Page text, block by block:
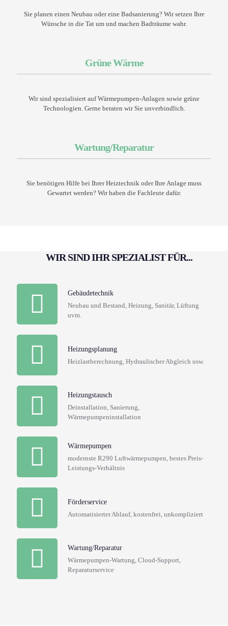
Sie planen einen Neubau oder eine Badsanierung? Wir setzen Ihre
Wünsche in die Tat um und machen Badträume wahr.
Grüne Wärme
Wir sind spezialisiert auf Wärmepumpen-Anlagen sowie grüne
Technologien. Gerne beraten wir Sie unverbindlich.
Wartung/Reparatur
Sie benötigen Hilfe bei Ihrer Heiztechnik oder Ihre Anlage muss
Gewartet werden? Wir haben die Fachleute dafür.
WIR SIND IHR SPEZIALIST FÜR...
Gebäudetechnik
Neubau und Bestand, Heizung, Sanitär, Lüftung
uvm.
Heizungsplanung
Heizlastberechnung, Hydraulischer Abgleich usw.
Heizungstausch
Deinstallation, Sanierung,
Wärmepumpeninstallation
Wärmepumpen
modernste R290 Luftwärmepumpen, bestes Preis-
Leistungs-Verhältnis
Förderservice
Automatisierter Ablauf, kostenfrei, unkompliziert
Wartung/Reparatur
Wärmepumpen-Wartung, Cloud-Support,
Reparaturservice